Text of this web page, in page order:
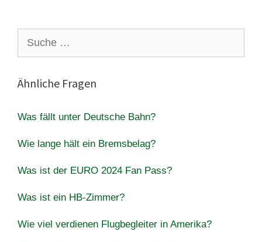
nach:
Ähnliche Fragen
Was fällt unter Deutsche Bahn?
Wie lange hält ein Bremsbelag?
Was ist der EURO 2024 Fan Pass?
Was ist ein HB-Zimmer?
Wie viel verdienen Flugbegleiter in Amerika?